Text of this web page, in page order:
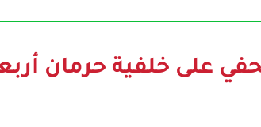
على خلفية حرمان